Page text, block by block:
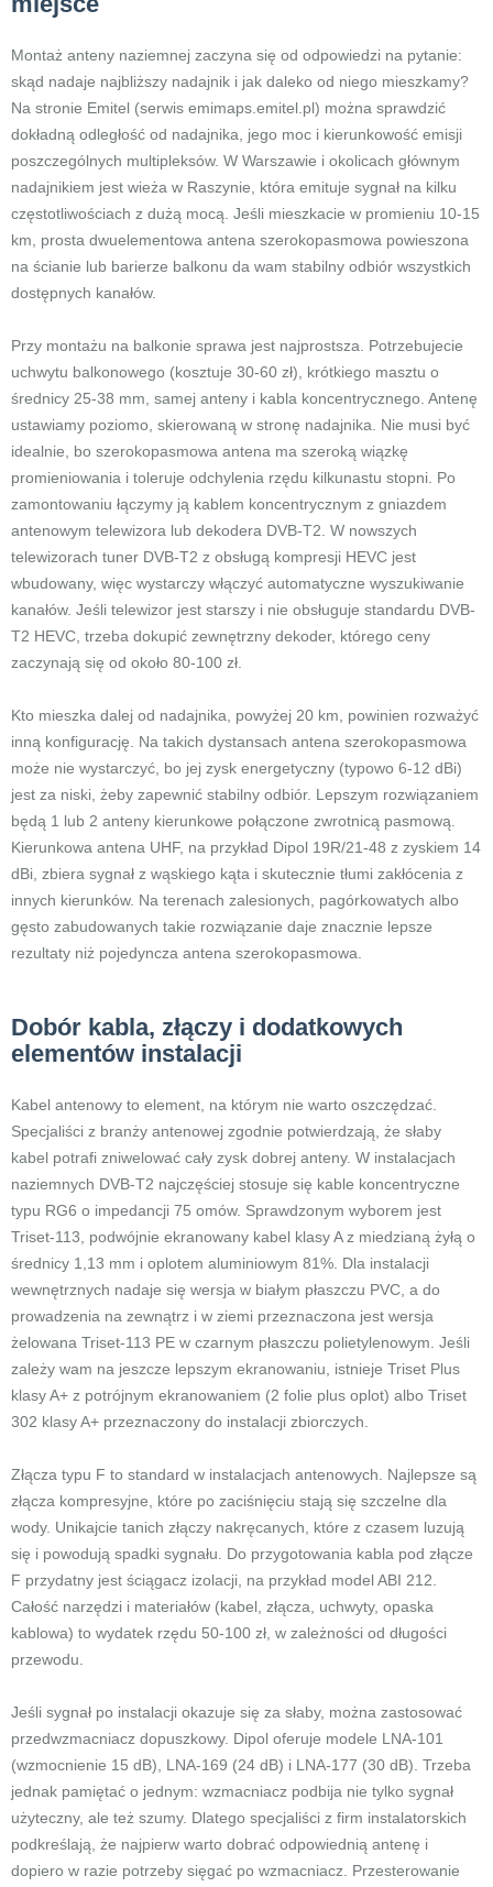
Montaż anteny naziemnej zaczyna się od odpowiedzi na pytanie:
skąd nadaje najbliższy nadajnik i jak daleko od niego mieszkamy?
Na stronie Emitel (serwis emimaps.emitel.pl) można sprawdzić
dokładną odległość od nadajnika, jego moc i kierunkowość emisji
poszczególnych multipleksów. W Warszawie i okolicach głównym
nadajnikiem jest wieża w Raszynie, która emituje sygnał na kilku
częstotliwościach z dużą mocą. Jeśli mieszkacie w promieniu 10-15
km, prosta dwuelementowa antena szerokopasmowa powieszona
na ścianie lub barierze balkonu da wam stabilny odbiór wszystkich
dostępnych kanałów.
Przy montażu na balkonie sprawa jest najprostsza. Potrzebujecie
uchwytu balkonowego (kosztuje 30-60 zł), krótkiego masztu o
średnicy 25-38 mm, samej anteny i kabla koncentrycznego. Antenę
ustawiamy poziomo, skierowaną w stronę nadajnika. Nie musi być
idealnie, bo szerokopasmowa antena ma szeroką wiązkę
promieniowania i toleruje odchylenia rzędu kilkunastu stopni. Po
zamontowaniu łączymy ją kablem koncentrycznym z gniazdem
antenowym telewizora lub dekodera DVB-T2. W nowszych
telewizorach tuner DVB-T2 z obsługą kompresji HEVC jest
wbudowany, więc wystarczy włączyć automatyczne wyszukiwanie
kanałów. Jeśli telewizor jest starszy i nie obsługuje standardu DVB-
T2 HEVC, trzeba dokupić zewnętrzny dekoder, którego ceny
zaczynają się od około 80-100 zł.
Kto mieszka dalej od nadajnika, powyżej 20 km, powinien rozważyć
inną konfigurację. Na takich dystansach antena szerokopasmowa
może nie wystarczyć, bo jej zysk energetyczny (typowo 6-12 dBi)
jest za niski, żeby zapewnić stabilny odbiór. Lepszym rozwiązaniem
będą 1 lub 2 anteny kierunkowe połączone zwrotnicą pasmową.
Kierunkowa antena UHF, na przykład Dipol 19R/21-48 z zyskiem 14
dBi, zbiera sygnał z wąskiego kąta i skutecznie tłumi zakłócenia z
innych kierunków. Na terenach zalesionych, pagórkowatych albo
gęsto zabudowanych takie rozwiązanie daje znacznie lepsze
rezultaty niż pojedyncza antena szerokopasmowa.
Dobór kabla, złączy i dodatkowych
elementów instalacji
Kabel antenowy to element, na którym nie warto oszczędzać.
Specjaliści z branży antenowej zgodnie potwierdzają, że słaby
kabel potrafi zniwelować cały zysk dobrej anteny. W instalacjach
naziemnych DVB-T2 najczęściej stosuje się kable koncentryczne
typu RG6 o impedancji 75 omów. Sprawdzonym wyborem jest
Triset-113, podwójnie ekranowany kabel klasy A z miedzianą żyłą o
średnicy 1,13 mm i oplotem aluminiowym 81%. Dla instalacji
wewnętrznych nadaje się wersja w białym płaszczu PVC, a do
prowadzenia na zewnątrz i w ziemi przeznaczona jest wersja
żelowana Triset-113 PE w czarnym płaszczu polietylenowym. Jeśli
zależy wam na jeszcze lepszym ekranowaniu, istnieje Triset Plus
klasy A+ z potrójnym ekranowaniem (2 folie plus oplot) albo Triset
302 klasy A+ przeznaczony do instalacji zbiorczych.
Złącza typu F to standard w instalacjach antenowych. Najlepsze są
złącza kompresyjne, które po zaciśnięciu stają się szczelne dla
wody. Unikajcie tanich złączy nakręcanych, które z czasem luzują
się i powodują spadki sygnału. Do przygotowania kabla pod złącze
F przydatny jest ściągacz izolacji, na przykład model ABI 212.
Całość narzędzi i materiałów (kabel, złącza, uchwyty, opaska
kablowa) to wydatek rzędu 50-100 zł, w zależności od długości
przewodu.
Jeśli sygnał po instalacji okazuje się za słaby, można zastosować
przedwzmacniacz dopuszkowy. Dipol oferuje modele LNA-101
(wzmocnienie 15 dB), LNA-169 (24 dB) i LNA-177 (30 dB). Trzeba
jednak pamiętać o jednym: wzmacniacz podbija nie tylko sygnał
użyteczny, ale też szumy. Dlatego specjaliści z firm instalatorskich
podkreślają, że najpierw warto dobrać odpowiednią antenę i
dopiero w razie potrzeby sięgać po wzmacniacz. Przesterowanie